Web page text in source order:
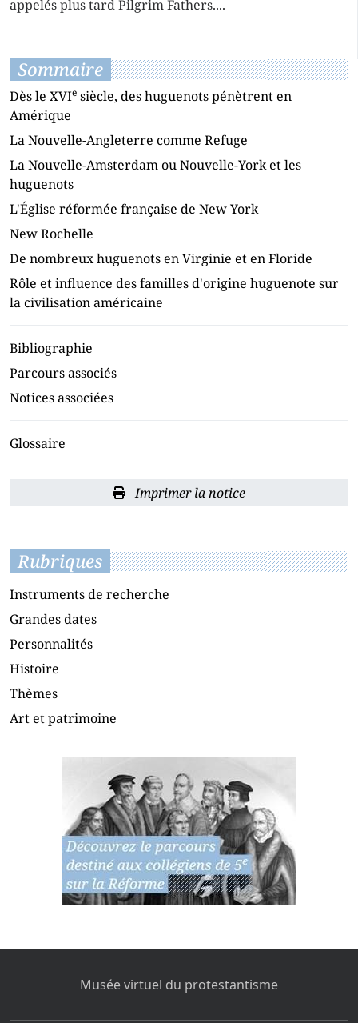
appelés plus tard Pilgrim Fathers....
Sommaire
Dès le XVIe siècle, des huguenots pénètrent en
Amérique
La Nouvelle-Angleterre comme Refuge
La Nouvelle-Amsterdam ou Nouvelle-York et les
huguenots
L'Église réformée française de New York
New Rochelle
De nombreux huguenots en Virginie et en Floride
Rôle et influence des familles d'origine huguenote sur
la civilisation américaine
Bibliographie
Parcours associés
Notices associées
Glossaire
Imprimer la notice
Rubriques
Instruments de recherche
Grandes dates
Personnalités
Histoire
Thèmes
Art et patrimoine
Musée virtuel du protestantisme